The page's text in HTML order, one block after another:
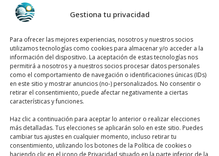
Gestiona tu privacidad
Para ofrecer las mejores experiencias, nosotros y nuestros socios
utilizamos tecnologías como cookies para almacenar y/o acceder a la
información del dispositivo. La aceptación de estas tecnologías nos
permitirá a nosotros y a nuestros socios procesar datos personales
como el comportamiento de navegación o identificaciones únicas (IDs)
en este sitio y mostrar anuncios (no-) personalizados. No consentir o
retirar el consentimiento, puede afectar negativamente a ciertas
características y funciones.
Haz clic a continuación para aceptar lo anterior o realizar elecciones
más detalladas. Tus elecciones se aplicarán solo en este sitio. Puedes
cambiar tus ajustes en cualquier momento, incluso retirar tu
consentimiento, utilizando los botones de la Política de cookies o
haciendo clic en el icono de Privacidad situado en la parte inferior de la
Servicio Técnico Manolo, ubicado en C. Luis
Barcala, 13, 03300 Orihuela, Alicante,
España, se destaca en la reparación de
electrodomésticos. Con una valoración de
3,7 basada en 10 reseñas, demuestra su
compromiso con la calidad y la satisfacción
del cliente. Su experiencia y profesionalismo
lo convierten en una excelente opción para
resolver cualquier problema con tus
electrodomésticos. ¡Confía en Servicio
Técnico Manolo para soluciones fiables y